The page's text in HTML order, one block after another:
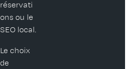
réservati
ons ou le
SEO local.
Le choix
de